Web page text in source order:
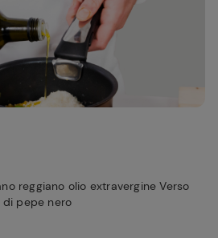
reggiano olio extravergine Verso
di pepe nero